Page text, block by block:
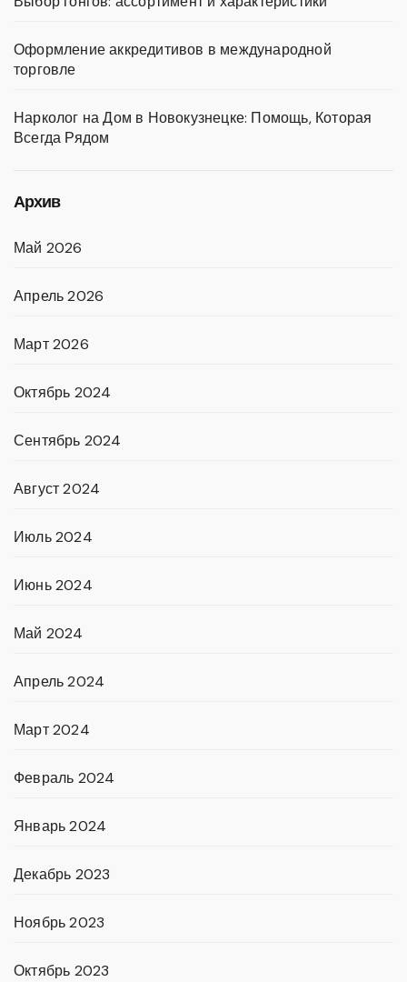
Оформление аккредитивов в международной
торговле
Нарколог на Дом в Новокузнецке: Помощь, Которая
Всегда Рядом
Архив
Май 2026
Апрель 2026
Март 2026
Октябрь 2024
Сентябрь 2024
Август 2024
Июль 2024
Июнь 2024
Май 2024
Апрель 2024
Март 2024
Февраль 2024
Январь 2024
Декабрь 2023
Ноябрь 2023
Октябрь 2023